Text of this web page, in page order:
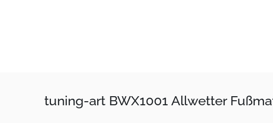
tuning-art BWX1001 Allwetter